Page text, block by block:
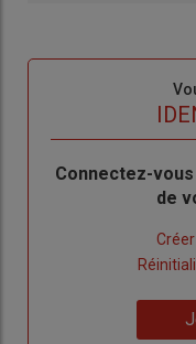
Body
Connectez-
de